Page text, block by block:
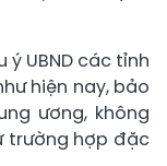
ý UBND các tỉnh
hiện nay, bảo
ương, không
trường hợp đặc